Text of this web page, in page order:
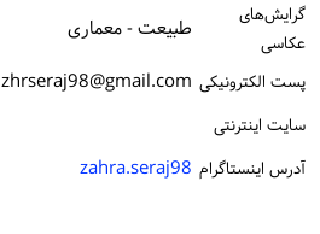
گرایش‌های
عکاسی
طبیعت - معماری
پست الكترونیكی zhrseraj98@gmail.com
سایت اینترنتی
آدرس اینستاگرام zahra.seraj98